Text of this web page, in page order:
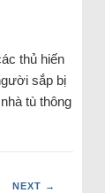
thủ hiến
sắp bị
tù thông
NEXT →